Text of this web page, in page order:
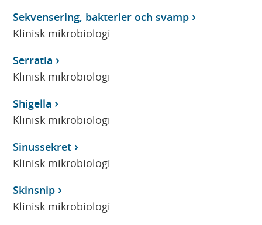
Sekvensering, bakterier och svamp
Klinisk mikrobiologi
Serratia
Klinisk mikrobiologi
Shigella
Klinisk mikrobiologi
Sinussekret
Klinisk mikrobiologi
Skinsnip
Klinisk mikrobiologi